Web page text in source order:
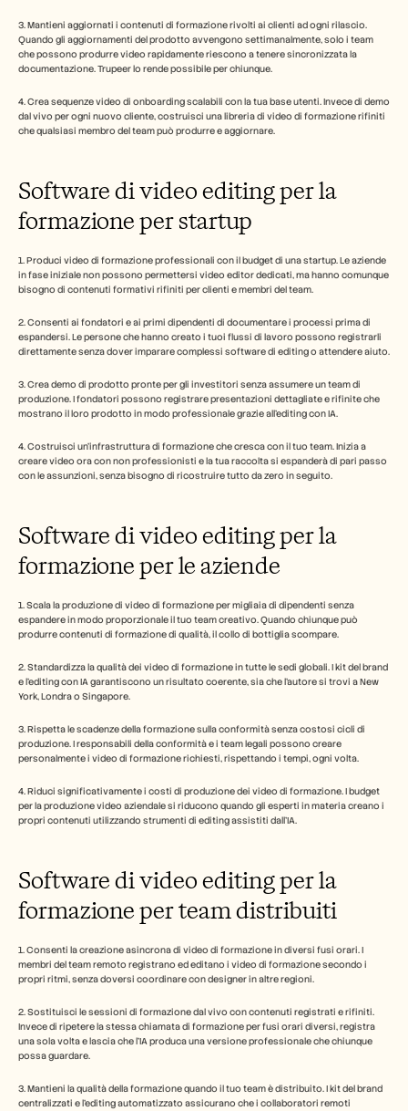
3. Mantieni aggiornati i contenuti di formazione rivolti ai clienti ad ogni rilascio.
Quando gli aggiornamenti del prodotto avvengono settimanalmente, solo i team
che possono produrre video rapidamente riescono a tenere sincronizzata la
documentazione. Trupeer lo rende possibile per chiunque.
4. Crea sequenze video di onboarding scalabili con la tua base utenti. Invece di demo
dal vivo per ogni nuovo cliente, costruisci una libreria di video di formazione rifiniti
che qualsiasi membro del team può produrre e aggiornare.
Software di video editing per la
formazione per startup
1. Produci video di formazione professionali con il budget di una startup. Le aziende
in fase iniziale non possono permettersi video editor dedicati, ma hanno comunque
bisogno di contenuti formativi rifiniti per clienti e membri del team.
2. Consenti ai fondatori e ai primi dipendenti di documentare i processi prima di
espandersi. Le persone che hanno creato i tuoi flussi di lavoro possono registrarli
direttamente senza dover imparare complessi software di editing o attendere aiuto.
3. Crea demo di prodotto pronte per gli investitori senza assumere un team di
produzione. I fondatori possono registrare presentazioni dettagliate e rifinite che
mostrano il loro prodotto in modo professionale grazie all'editing con IA.
4. Costruisci un'infrastruttura di formazione che cresca con il tuo team. Inizia a
creare video ora con non professionisti e la tua raccolta si espanderà di pari passo
con le assunzioni, senza bisogno di ricostruire tutto da zero in seguito.
Software di video editing per la
formazione per le aziende
1. Scala la produzione di video di formazione per migliaia di dipendenti senza
espandere in modo proporzionale il tuo team creativo. Quando chiunque può
produrre contenuti di formazione di qualità, il collo di bottiglia scompare.
2. Standardizza la qualità dei video di formazione in tutte le sedi globali. I kit del brand
e l'editing con IA garantiscono un risultato coerente, sia che l'autore si trovi a New
York, Londra o Singapore.
3. Rispetta le scadenze della formazione sulla conformità senza costosi cicli di
produzione. I responsabili della conformità e i team legali possono creare
personalmente i video di formazione richiesti, rispettando i tempi, ogni volta.
4. Riduci significativamente i costi di produzione dei video di formazione. I budget
per la produzione video aziendale si riducono quando gli esperti in materia creano i
propri contenuti utilizzando strumenti di editing assistiti dall'IA.
Software di video editing per la
formazione per team distribuiti
1. Consenti la creazione asincrona di video di formazione in diversi fusi orari. I
membri del team remoto registrano ed editano i video di formazione secondo i
propri ritmi, senza doversi coordinare con designer in altre regioni.
2. Sostituisci le sessioni di formazione dal vivo con contenuti registrati e rifiniti.
Invece di ripetere la stessa chiamata di formazione per fusi orari diversi, registra
una sola volta e lascia che l'IA produca una versione professionale che chiunque
possa guardare.
3. Mantieni la qualità della formazione quando il tuo team è distribuito. I kit del brand
centralizzati e l'editing automatizzato assicurano che i collaboratori remoti